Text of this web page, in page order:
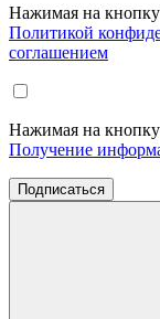
Нажимая на
Политикой
соглашением
Нажимая на кнопку
Получение
Подписаться